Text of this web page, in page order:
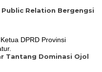
Relation Bergengsi
Tantang Dominasi Ojol